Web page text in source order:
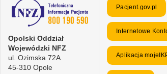
Opolski Oddział
Wojewódzki NFZ
ul. Ozimska 72A
45-310 Opole
Pacjent.gov.pl
Internetowe
Aplikacja